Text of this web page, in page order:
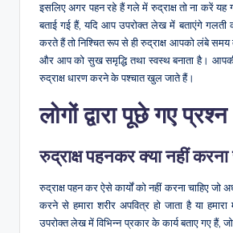
इसलिए अगर पहन रहे हैं गले में रुद्राक्ष तो ना करें
बताई गई हैं, यदि आप उपरोक्त लेख में बताएंगे गलती
करते हैं तो निश्चित रूप से ही रुद्राक्ष आपको लंबे
और आप को सुख समृद्धि तथा स्वस्थ बनाता है।
रुद्राक्ष धारण करने के पश्चात खुल जाते हैं।
लोगों द्वारा पूछे गए प्रश्न
रुद्राक्ष पहनकर क्या नहीं करना
रुद्राक्ष पहन कर ऐसे कार्यों को नहीं करना चाहिए जो
करने से हमारा शरीर अपवित्र हो जाता है या हमारा
उपरोक्त लेख में विभिन्न प्रकार के कार्य बताए गए हैं,